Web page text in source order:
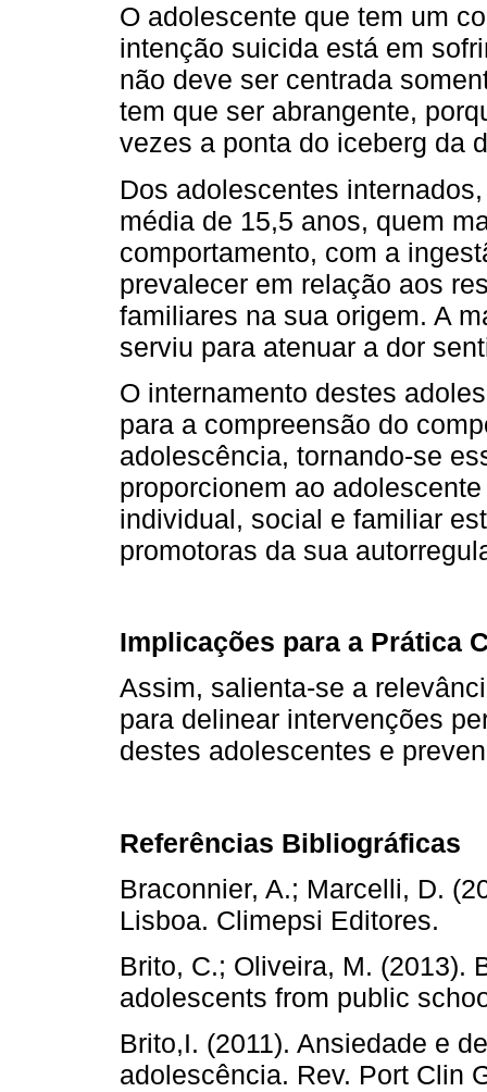
O adolescente que tem um
intenção suicida está em
não deve ser centrada
tem que ser abrangente,
vezes a ponta do iceberg da
Dos adolescentes
média de 15,5 anos, quem
comportamento, com a
prevalecer em relação aos
familiares na sua origem. A
serviu para atenuar a dor
O internamento destes
para a compreensão do
adolescência, tornando-se
proporcionem ao
individual, social e familiar
promotoras da sua
Implicações para a Prática
Assim, salienta-se a
para delinear intervenções
destes adolescentes e
Referências Bibliográficas
Braconnier, A.; Marcelli, D.
Lisboa. Climepsi
Brito, C.; Oliveira, M. (2013).
adolescents from public
Brito,I. (2011). Ansiedade e
adolescência. Rev. Port Clin